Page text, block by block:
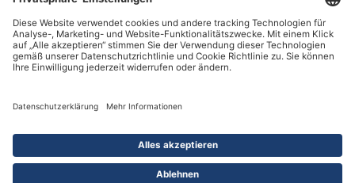
Datenschutzerklärung
Nutzungsbedingungen
Cookie-Richtlinie
Haftungsausschluss
Verkaufsanfragen:+44 1536 206969
Copyright ©2026.
FMH Conveyors.
Alle Rechte vorbehalten.